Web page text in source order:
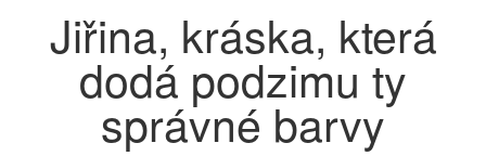
Jiřina, kráska, která
dodá podzimu ty
správné barvy